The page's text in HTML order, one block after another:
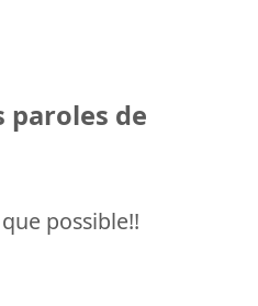
paroles de
possible!!